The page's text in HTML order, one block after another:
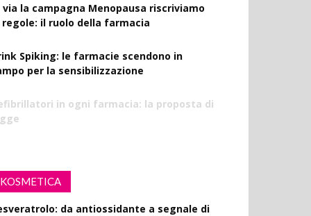
via la campagna Menopausa riscriviamo
regole: il ruolo della farmacia
Spiking: le farmacie scendono in
per la sensibilizzazione
in ogni farmacia: la proposta di
KOSMETICA
da antiossidante a segnale di